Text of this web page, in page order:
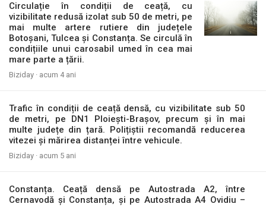
Circulație în condiții de ceață, cu
vizibilitate redusă izolat sub 50 de metri, pe
mai multe artere rutiere din județele
Botoșani, Tulcea și Constanța. Se circulă în
condițiile unui carosabil umed în cea mai
mare parte a țării.
Biziday · acum 4 ani
Trafic în condiții de ceață densă, cu vizibilitate sub 50
de metri, pe DN1 Ploiești-Brașov, precum și în mai
multe județe din țară. Polițiștii recomandă reducerea
vitezei și mărirea distanței între vehicule.
Biziday · acum 5 ani
Constanța. Ceață densă pe Autostrada A2, între
Cernavodă și Constanța, și pe Autostrada A4 Ovidiu –